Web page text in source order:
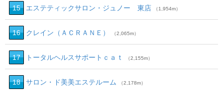
15 エステティックサロン・ジュノー 東店 （1,954m）
16 クレイン（ＡＣＲＡＮＥ） （2,065m）
17 トータルヘルスサポートｃａｔ （2,155m）
18 サロン・ド美美エステルーム （2,178m）